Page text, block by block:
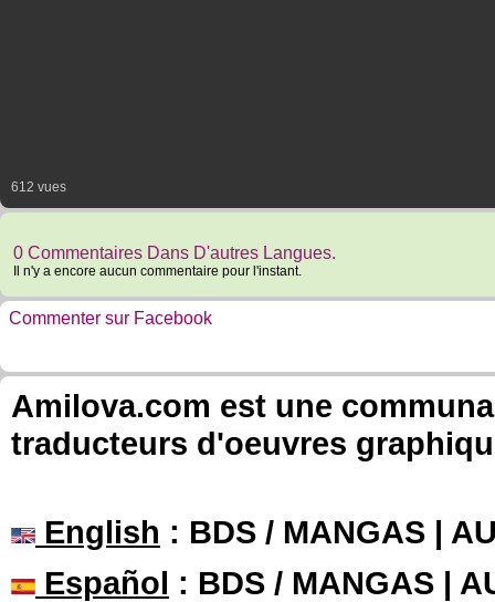
612 vues
0 Commentaires Dans D'autres Langues.
Il n'y a encore aucun commentaire pour l'instant.
Commenter sur Facebook
Amilova.com est une
traducteurs d'oeuvres
English : BDS / MANGAS |
Español : BDS / MANGAS |